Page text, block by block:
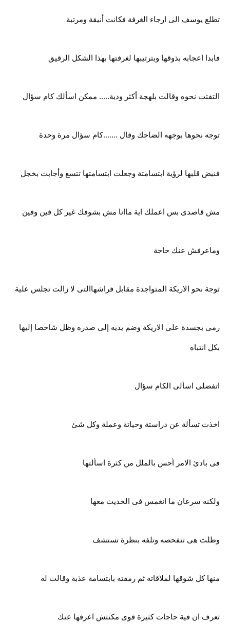
تطلع يوسف الى ارجاء الغرفة فكانت أنيقة ومرتبة
فابدا اعجابه بذوقها وبترتيبها لغرفتها بهذا الشكل الرقيق
التفتت نحوه وقالت بلهجة أكثر ودية..... ممكن اسألك كام سؤال
توجه نحوها بوجهه الضاحك وقال .......كام سؤال مرة وحدة
فنبض قلبها لرؤية ابتسامتة وجعلت ابتسامتها تتسع وأجابت بخجل
مش قاصدى بس اعملك اية ماانا مش بشوفك غير كل فين وفين
وماعرفش عنك حاجة
توجة نحو الاريكة المتواجدة مقابل فراشهاالتى لا زالت تجلس علية
رمى بجسدة على الاريكة وضم يديه إلى صدره وظل شاخصا إليها
بكل انتباه
اتفضلى اسألى الكام سؤال
اخذت تسألة عن دراستة وحياتة وعملة وكل شئ
فى بادئ الامر أحس بالملل من كثرة اسألتها
ولكنه سرعان ما انغمس فى الحديث معها
وظلت هى تتفحصه وتلفه بنظرة تستشف
منها كل شوقها لملاقاته ثم رمقته بابتسامة عذبة وقالت له
تعرف ان فية حاجات كثيرة قوى مكنتش اعرفها عنك